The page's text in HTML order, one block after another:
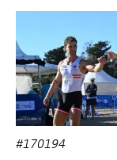
#170194